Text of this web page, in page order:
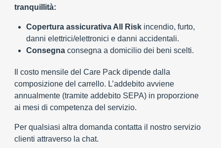
tranquillità:
Copertura assicurativa All Risk incendio, furto,
danni elettrici/elettronici e danni accidentali.
Consegna consegna a domicilio dei beni scelti.
Il costo mensile del Care Pack dipende dalla
composizione del carrello. L’addebito avviene
annualmente (tramite addebito SEPA) in proporzione
ai mesi di competenza del servizio.
Per qualsiasi altra domanda contatta il nostro servizio
clienti attraverso la chat.